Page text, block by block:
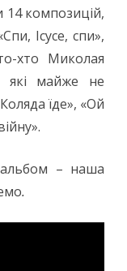
композицій,
Ісусе, спи»,
хто Миколая
які майже не
їде», «Ой
альбом – наша
.